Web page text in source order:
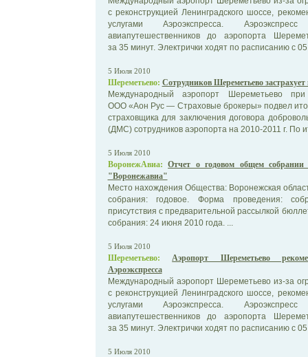
с реконструкцией Ленинградского шоссе,
услугами Аэроэкспресса.
авиапутешественников до аэропорта
за 35 минут. Электрички ходят по расписанию с
5 Июля 2010
Шереметьево: Сотрудников Шереметьево
Международный аэропорт Шереметьево при
ООО «Аон Рус — Страховые брокеры» подвел
страховщика для заключения договора
(ДМС) сотрудников аэропорта на 2010-2011 г. По
5 Июля 2010
ВоронежАвиа: Отчет о годовом общем
"Воронежавиа"
Место нахождения Общества: Воронежская
собрания: годовое. Форма проведения:
присутствия с предварительной рассылкой
собрания: 24 июня 2010 года. ...
5 Июля 2010
Шереметьево:
Аэропорт Шереметьево
Аэроэкспресса
Международный аэропорт Шереметьево из-за
с реконструкцией Ленинградского шоссе,
услугами Аэроэкспресса.
авиапутешественников до аэропорта
за 35 минут. Электрички ходят по расписанию с
5 Июля 2010